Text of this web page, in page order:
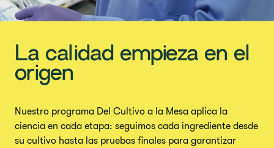
La calidad empieza en el
origen
Nuestro programa Del Cultivo a la Mesa aplica la
ciencia en cada etapa: seguimos cada ingrediente desde
su cultivo hasta las pruebas finales para garantizar